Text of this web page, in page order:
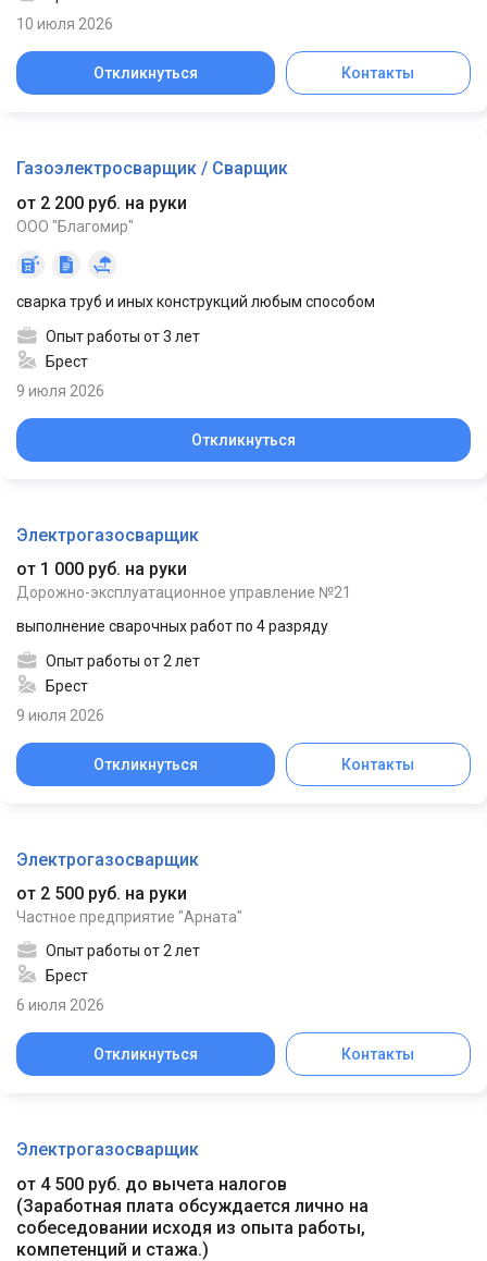
10 июля 2026
Откликнуться Контакты
Газоэлектросварщик / Сварщик
от 2 200 руб. на руки
ООО "Благомир"
сварка труб и иных конструкций любым способом
Опыт работы от 3 лет
Брест
9 июля 2026
Откликнуться
Электрогазосварщик
от 1 000 руб. на руки
Дорожно-эксплуатационное управление №21
выполнение сварочных работ по 4 разряду
Опыт работы от 2 лет
Брест
9 июля 2026
Откликнуться Контакты
Электрогазосварщик
от 2 500 руб. на руки
Частное предприятие "Арната"
Опыт работы от 2 лет
Брест
6 июля 2026
Откликнуться Контакты
Электрогазосварщик
от 4 500 руб. до вычета налогов
(Заработная плата обсуждается лично на
собеседовании исходя из опыта работы,
компетенций и стажа.)